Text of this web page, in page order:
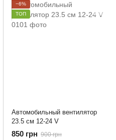
−6%
ТОП
Автомобильный вентилятор
23.5 см 12-24 V
850 грн 900 грн